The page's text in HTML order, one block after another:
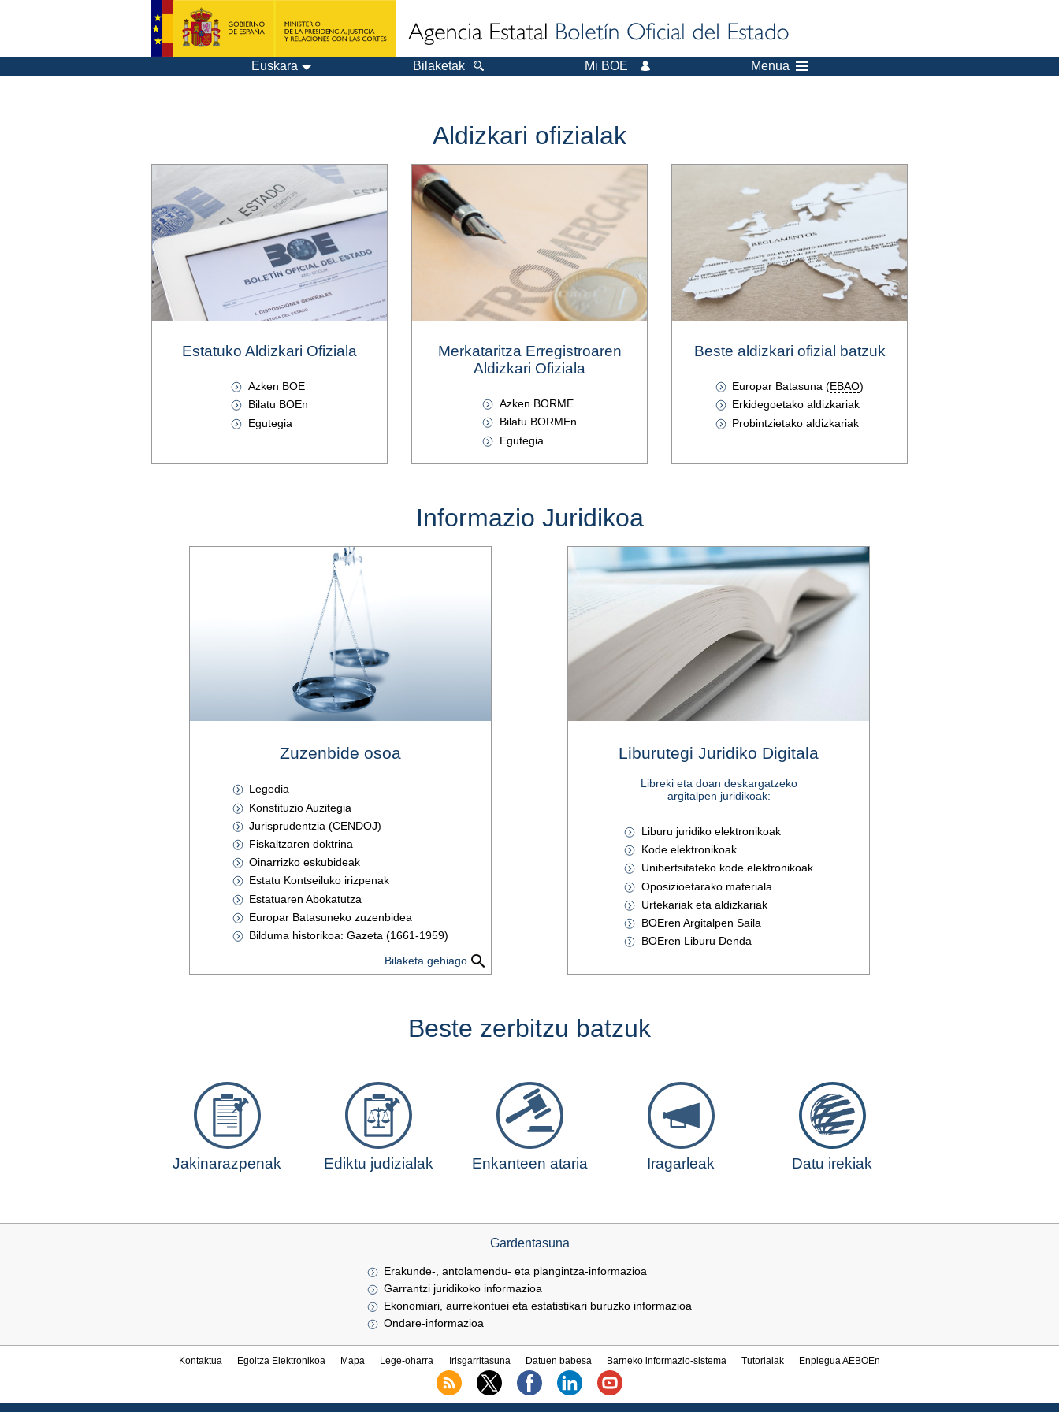
Euskara Bilaketak Mi BOE Menua
Aldizkari ofizialak
Estatuko Aldizkari Ofiziala
Azken BOE
Bilatu BOEn
Egutegia
Merkataritza Erregistroaren
Aldizkari Ofiziala
Azken BORME
Bilatu BORMEn
Egutegia
Beste aldizkari ofizial batzuk
Europar Batasuna (EBAO)
Erkidegoetako aldizkariak
Probintzietako aldizkariak
Informazio Juridikoa
Zuzenbide osoa
Legedia
Konstituzio Auzitegia
Jurisprudentzia (CENDOJ)
Fiskaltzaren doktrina
Oinarrizko eskubideak
Estatu Kontseiluko irizpenak
Estatuaren Abokatutza
Europar Batasuneko zuzenbidea
Bilduma historikoa: Gazeta (1661-1959)
Bilaketa gehiago
Liburutegi Juridiko Digitala
Libreki eta doan deskargatzeko
argitalpen juridikoak:
Liburu juridiko elektronikoak
Kode elektronikoak
Unibertsitateko kode elektronikoak
Oposizioetarako materiala
Urtekariak eta aldizkariak
BOEren Argitalpen Saila
BOEren Liburu Denda
Beste zerbitzu batzuk
Jakinarazpenak Ediktu judizialak Enkanteen ataria Iragarleak Datu irekiak
Gardentasuna
Erakunde-, antolamendu- eta plangintza-informazioa
Garrantzi juridikoko informazioa
Ekonomiari, aurrekontuei eta estatistikari buruzko informazioa
Ondare-informazioa
Kontaktua Egoitza Elektronikoa Mapa Lege-oharra Irisgarritasuna Datuen babesa Barneko informazio-sistema Tutorialak Enplegua AEBOEn